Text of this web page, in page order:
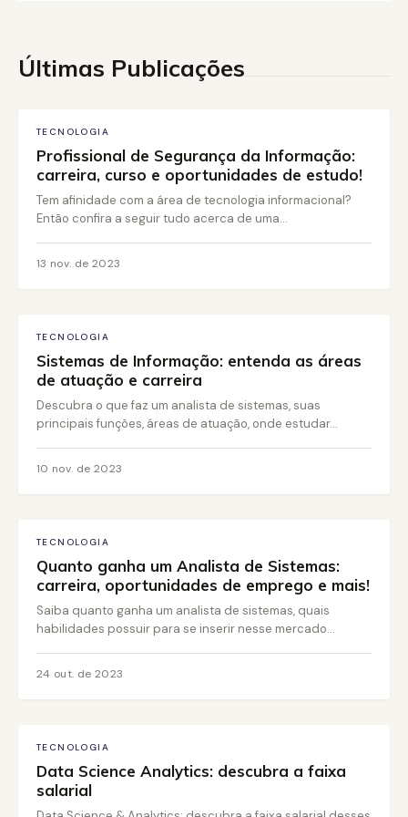
Últimas Publicações
TECNOLOGIA
Profissional de Segurança da Informação:
carreira, curso e oportunidades de estudo!
Tem afinidade com a área de tecnologia informacional?
Então confira a seguir tudo acerca de uma...
13 nov. de 2023
TECNOLOGIA
Sistemas de Informação: entenda as áreas
de atuação e carreira
Descubra o que faz um analista de sistemas, suas
principais funções, áreas de atuação, onde estudar...
10 nov. de 2023
TECNOLOGIA
Quanto ganha um Analista de Sistemas:
carreira, oportunidades de emprego e mais!
Saiba quanto ganha um analista de sistemas, quais
habilidades possuir para se inserir nesse mercado...
24 out. de 2023
TECNOLOGIA
Data Science Analytics: descubra a faixa
salarial